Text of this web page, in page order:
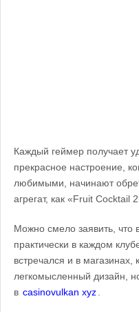
Каждый геймер получает
прекрасное настроение,
любимыми, начинают
агрегат, как «Fruit Cocktail
Можно смело заявить, что
практически в каждом
встречался и в
легкомысленный дизайн,
в casinovulkan xyz